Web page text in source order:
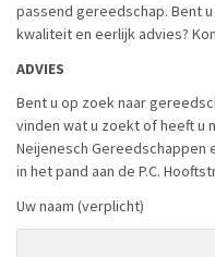
passend gereedschap. Bent
kwaliteit en eerlijk advies?
ADVIES
Bent u op zoek naar
vinden wat u zoekt of heeft u
Neijenesch Gereedschappen
in het pand aan de P.C.
Uw naam (verplicht)